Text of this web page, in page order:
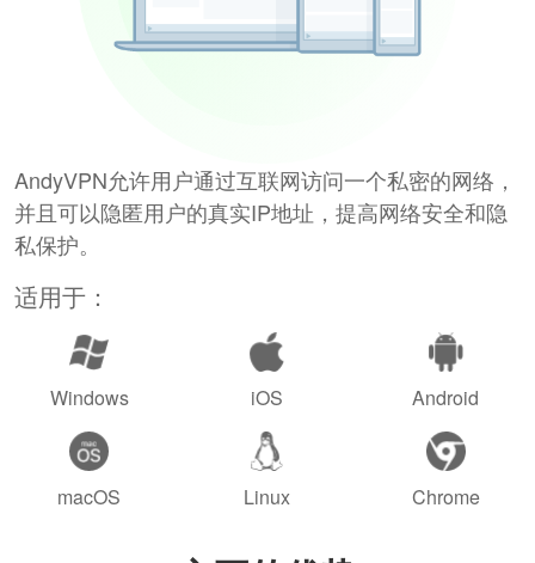
AndyVPN允许用户通过互联网访问一个私密的网络，
并且可以隐匿用户的真实IP地址，提高网络安全和隐
私保护。
适用于：
Windows iOS Android
macOS Linux Chrome